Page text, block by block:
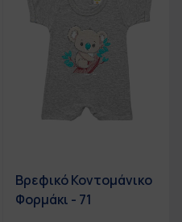
Βρεφικό Κοντομάνικο
Φορμάκι - 71